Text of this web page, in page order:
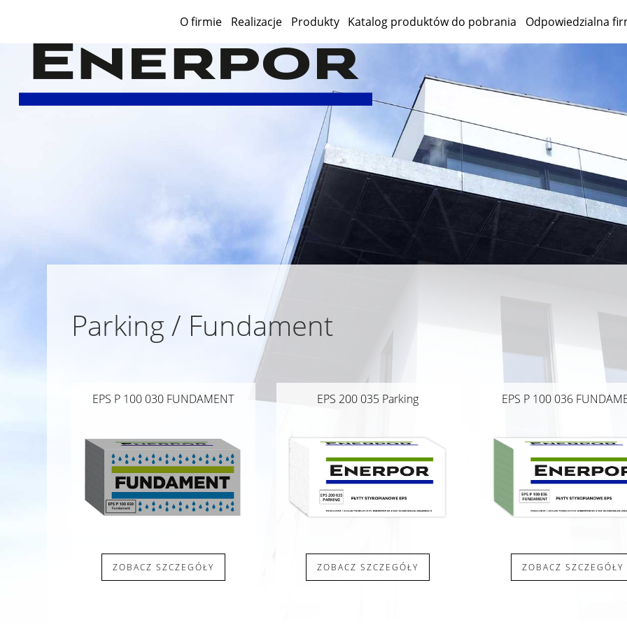
O firmie Realizacje Produkty Katalog produktów do pobrania Odpowiedzialna
Parking / Fundament
EPS P 100 030 FUNDAMENT
ZOBACZ SZCZEGÓŁY
EPS 200 035 Parking
ZOBACZ SZCZEGÓŁY
EPS P 100 036
ZOBACZ SZCZEGÓŁY